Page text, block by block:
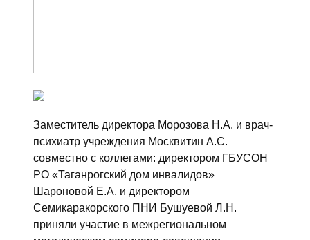
Заместитель директора Морозова Н.А. и врач-
психиатр учреждения Москвитин А.С.
совместно с коллегами: директором ГБУСОН
РО «Таганрогский дом инвалидов»
Шароновой Е.А. и директором
Семикаракорского ПНИ Бушуевой Л.Н.
приняли участие в межрегиональном